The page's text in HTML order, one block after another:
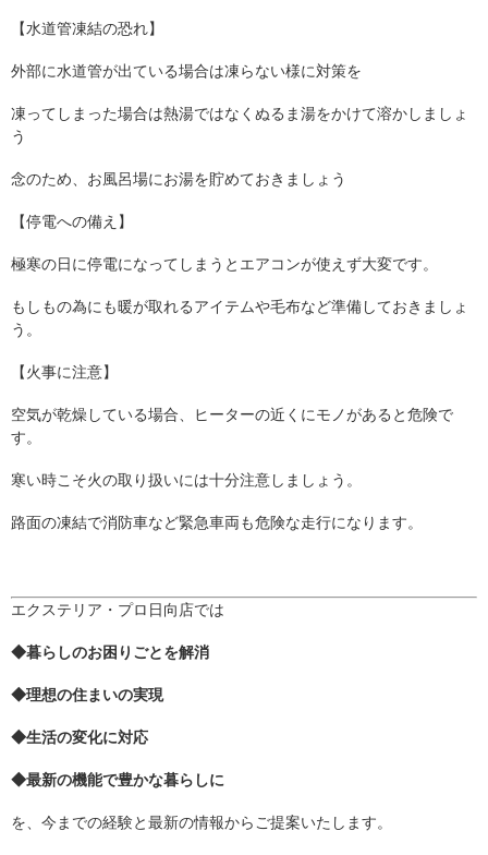
【水道管凍結の恐れ】
外部に水道管が出ている場合は凍らない様に対策を
凍ってしまった場合は熱湯ではなくぬるま湯をかけて溶かしましょ
う
念のため、お風呂場にお湯を貯めておきましょう
【停電への備え】
極寒の日に停電になってしまうとエアコンが使えず大変です。
もしもの為にも暖が取れるアイテムや毛布など準備しておきましょ
う。
【火事に注意】
空気が乾燥している場合、ヒーターの近くにモノがあると危険で
す。
寒い時こそ火の取り扱いには十分注意しましょう。
路面の凍結で消防車など緊急車両も危険な走行になります。
エクステリア・プロ日向店では
◆暮らしのお困りごとを解消
◆理想の住まいの実現
◆生活の変化に対応
◆最新の機能で豊かな暮らしに
を、今までの経験と最新の情報からご提案いたします。